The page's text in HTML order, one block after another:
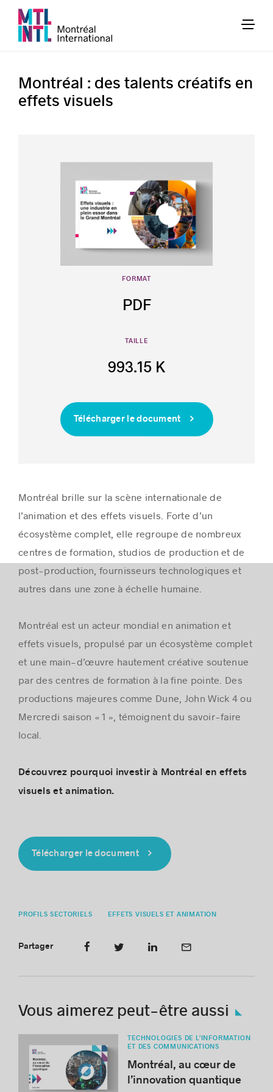
Histoires de réussite
Montréal : des talents créatifs en
effets visuels
FORMAT
PDF
TAILLE
993.15 K
Télécharger le document
Montréal brille sur la scène internationale de
l’animation et des effets visuels. Forte d’un
écosystème complet, elle regroupe de nombreux
centres de formation, studios de production et de
post-production, fournisseurs technologiques et
autres dans une zone à échelle humaine.
Montréal est un acteur mondial en animation et
effets visuels, propulsé par un écosystème complet
et une main-d’œuvre hautement créative soutenue
par des centres de formation à la fine pointe. Des
productions majeures comme Dune, John Wick 4 ou
Mercredi saison « 1 », témoignent du savoir-faire
local.
Découvrez pourquoi investir à Montréal en effets
visuels et animation.
Télécharger le document
PROFILS SECTORIELS EFFETS VISUELS ET ANIMATION
Partager
Vous aimerez peut-être aussi
TECHNOLOGIES DE L'INFORMATION
ET DES COMMUNICATIONS
Montréal, ​au cœur de
l’innovation quantique​